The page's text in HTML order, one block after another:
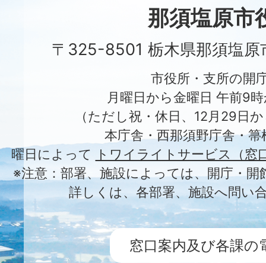
City
那須塩原市
〒325-8501 栃木県那須塩原
市役所・支所の開
月曜日から金曜日 午前9
（ただし祝・休日、12月29日
本庁舎・西那須野庁舎・
曜日によって
トワイライトサービス（窓
※注意：部署、施設によっては、開庁・
詳しくは、各部署、施設へ問い
窓口案内及び各課の